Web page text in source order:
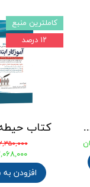
۲,۳۵۰,۰۰۰
۲,۰۶۸,۰۰۰
افزودن
کاملترین منبع
۱۲ درصد
1404 انتشارات آراه